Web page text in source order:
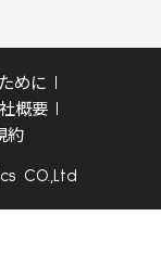
めに
概要
約
CO.,Ltd